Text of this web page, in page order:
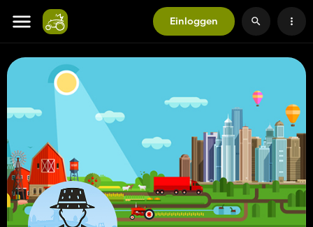
Einloggen